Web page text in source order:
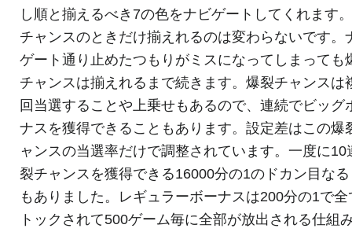
し順と揃えるべき7の色をナビゲートしてくれます
チャンスのときだけ揃えれるのは変わらないです。
ゲート通り止めたつもりがミスになってしまっても
チャンスは揃えれるまで続きます。爆裂チャンスは
回当選することや上乗せもあるので、連続でビッグ
ナスを獲得できることもあります。設定差はこの爆
ャンスの当選率だけで調整されています。一度に10
裂チャンスを獲得できる16000分の1のドカン目な
もありました。レギュラーボーナスは200分の1で全
トックされて500ゲーム毎に全部が放出される仕組